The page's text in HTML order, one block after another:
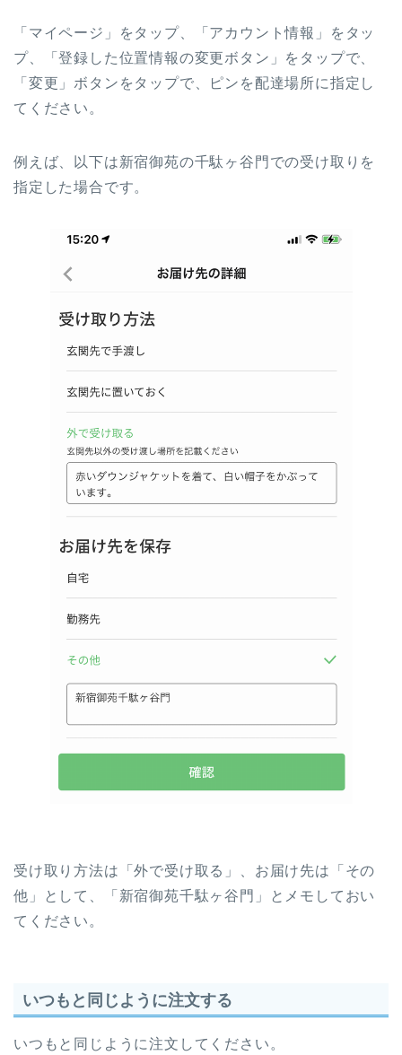
「マイページ」をタップ、「アカウント情報」をタッ
プ、「登録した位置情報の変更ボタン」をタップで、
「変更」ボタンをタップで、ピンを配達場所に指定し
てください。
例えば、以下は新宿御苑の千駄ヶ谷門での受け取りを
指定した場合です。
受け取り方法は「外で受け取る」、お届け先は「その
他」として、「新宿御苑千駄ヶ谷門」とメモしておい
てください。
いつもと同じように注文する
いつもと同じように注文してください。